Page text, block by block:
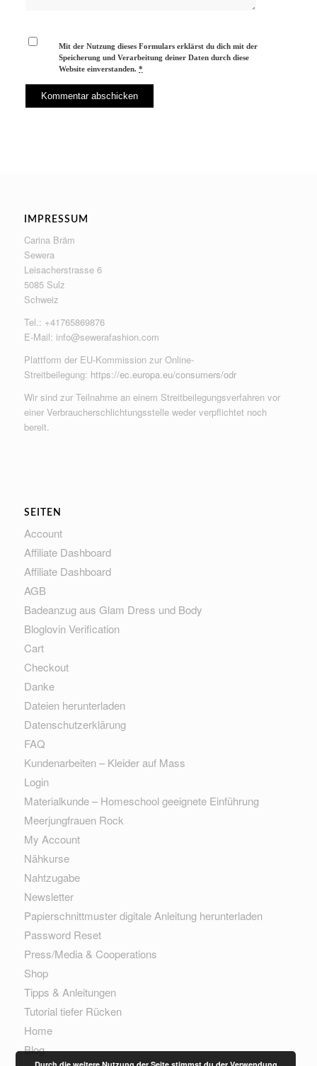
Mit der Nutzung dieses Formulars erklärst du dich mit der
Speicherung und Verarbeitung deiner Daten durch diese
Website einverstanden.*
IMPRESSUM
Carina Bräm
Sewera
Leisacherstrasse 6
5085 Sulz
Schweiz
Tel.: +41765869876
E-Mail: info@sewerafashion.com
Plattform der EU-Kommission zur Online-
Streitbeilegung: https://ec.europa.eu/consumers/odr
Wir sind zur Teilnahme an einem Streitbeilegungsverfahren vor
einer Verbraucherschlichtungsstelle weder verpflichtet noch
bereit.
SEITEN
Account
Affiliate Dashboard
Affiliate Dashboard
AGB
Badeanzug aus Glam Dress und Body
Bloglovin Verification
Cart
Checkout
Danke
Dateien herunterladen
Datenschutzerklärung
FAQ
Kundenarbeiten – Kleider auf Mass
Login
Materialkunde – Homeschool geeignete Einführung
Meerjungfrauen Rock
My Account
Nähkurse
Nahtzugabe
Newsletter
Papierschnittmuster digitale Anleitung herunterladen
Password Reset
Press/Media & Cooperations
Shop
Tipps & Anleitungen
Tutorial tiefer Rücken
Home
Blog